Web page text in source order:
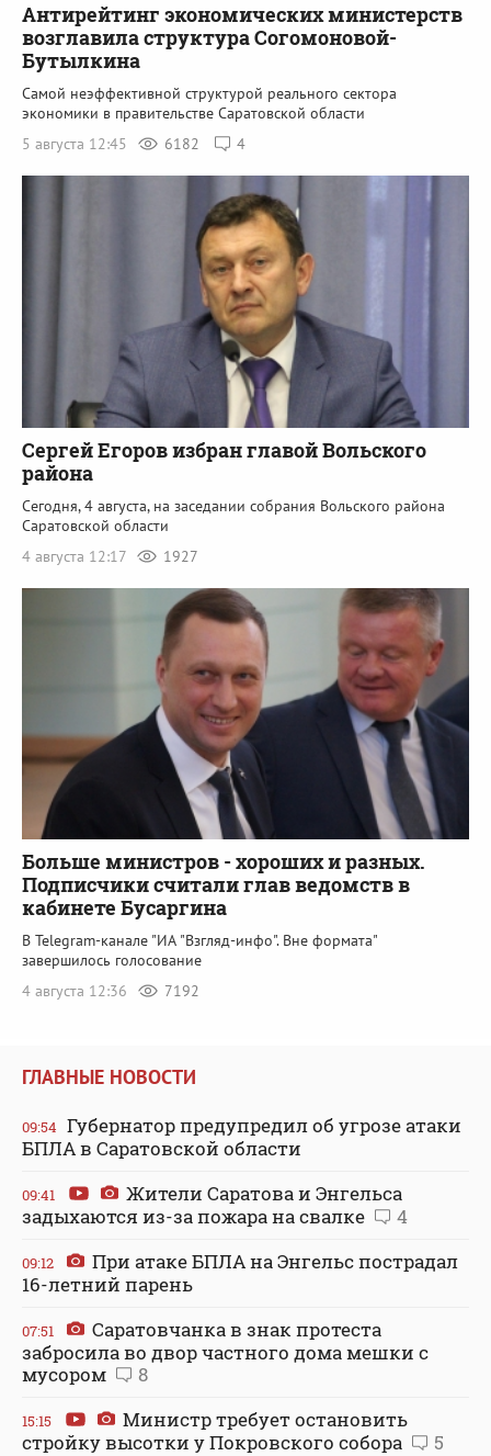
Антирейтинг экономических министерств
возглавила структура Согомоновой-
Бутылкина
Самой неэффективной структурой реального сектора
экономики в правительстве Саратовской области
5 августа 12:45
6182 4
Сергей Егоров избран главой Вольского
района
Сегодня, 4 августа, на заседании собрания Вольского района
Саратовской области
4 августа 12:17
1927
Больше министров - хороших и разных.
Подписчики считали глав ведомств в
кабинете Бусаргина
В Telegram-канале "ИА "Взгляд-инфо". Вне формата"
завершилось голосование
4 августа 12:36
7192
ГЛАВНЫЕ НОВОСТИ
09:54 Губернатор предупредил об угрозе атаки
БПЛА в Саратовской области
09:41
Жители Саратова и Энгельса
задыхаются из-за пожара на свалке
4
09:12
При атаке БПЛА на Энгельс пострадал
16-летний парень
07:51
Саратовчанка в знак протеста
забросила во двор частного дома мешки с
мусором
8
15:15
Министр требует остановить
стройку высотки у Покровского собора
5